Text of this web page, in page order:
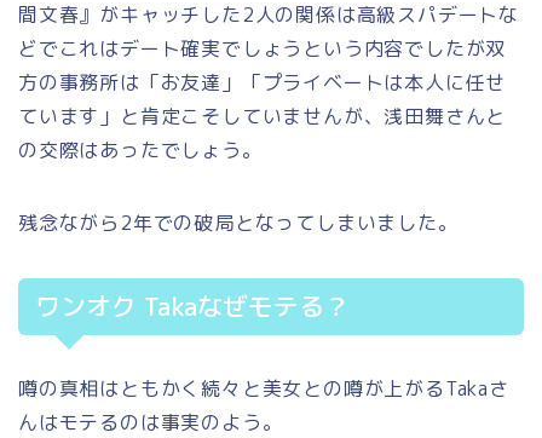
間文春』がキャッチした2人の関係は高級スパデートな
どでこれはデート確実でしょうという内容でしたが双
方の事務所は「お友達」「プライベートは本人に任せ
ています」と肯定こそしていませんが、浅田舞さんと
の交際はあったでしょう。
残念ながら2年での破局となってしまいました。
ワンオク Takaなぜモテる？
噂の真相はともかく続々と美女との噂が上がるTakaさ
んはモテるのは事実のよう。